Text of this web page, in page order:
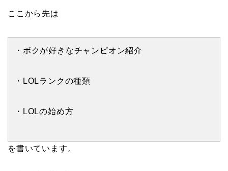
ここから先は
・ボクが好きなチャンピオン紹介
・LOLランクの種類
・LOLの始め方
を書いています。